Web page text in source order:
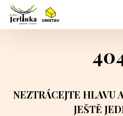
NEZTRÁCEJTE HLAVU
JEŠTĚ